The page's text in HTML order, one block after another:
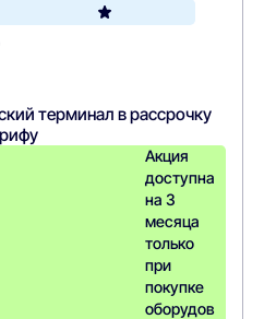
терминал в рассрочку
Акция
доступна
на 3
месяца
только
при
покупке
оборудов